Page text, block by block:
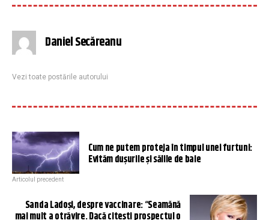
Daniel Secăreanu
Vezi toate postările autorului
Cum ne putem proteja în timpul unei furtuni:
Evităm dușurile și sălile de baie
Articolul precedent
Sanda Ladoşi, despre vaccinare: “Seamănă
mai mult a otrăvire. Dacă citeşti prospectul o